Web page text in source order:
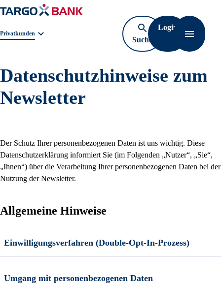
Geschäftsbereichnavigation. Aktuelle Auswahl:
Privatkunden
Suche
öffnen
Login
Datenschutzhinweise zum
Newsletter
Der Schutz Ihrer personenbezogenen Daten ist uns wichtig. Diese
Datenschutzerklärung informiert Sie (im Folgenden
Nutzer , Sie ,
Ihnen ) über die Verarbeitung Ihrer personenbezogenen Daten bei der
Nutzung der Newsletter.
Allgemeine Hinweise
Einwilligungsverfahren (Double-Opt-In-Prozess)
Umgang mit personenbezogenen Daten